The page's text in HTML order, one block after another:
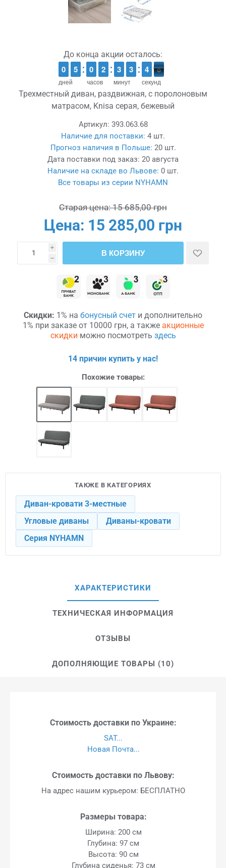
До конца акции осталось:
дней
9
9
0
0 4
4
5
5
часов
9
9
0
0 1
1
2
2
минут
2
2
3
3 4
3
3
секунд
5
4
4 7
7
6
Трехместный диван, раздвижная, с поролоновым
матрасом, Knisa серая, бежевый
Артикул: 393.063.68
Наличие для поставки: 4 шт.
Прогноз наличия в Польше: 20 шт.
Дата поставки под заказ: 20 августа
Наличие на складе во Львове: 0 шт.
Все товары из серии NYHAMN
Старая цена: 15 685,00 грн
Цена: 15 285,00 грн
i
h
В КОРЗИНУ
Скидки: 1% на бонусный счет и дополнительно
1% при заказе от 10000 грн, а также акционные
скидки можно посмотреть здесь
14 причин купить у нас!
Похожие товары:
ТАКЖЕ В КАТЕГОРИЯХ
Диван-кровати 3-местные
Угловые диваны
Диваны-кровати
Серия NYHAMN
ХАРАКТЕРИСТИКИ
ТЕХНИЧЕСКАЯ ИНФОРМАЦИЯ
ОТЗЫВЫ
ДОПОЛНЯЮЩИЕ ТОВАРЫ (10)
Стоимость доставки по Украине:
SAT...
Новая Почта...
Стоимость доставки по Львову:
На адрес нашим курьером: БЕСПЛАТНО
Размеры товара:
Ширина: 200 см
Глубина: 97 см
Высота: 90 см
Глубина сиденья: 73 см